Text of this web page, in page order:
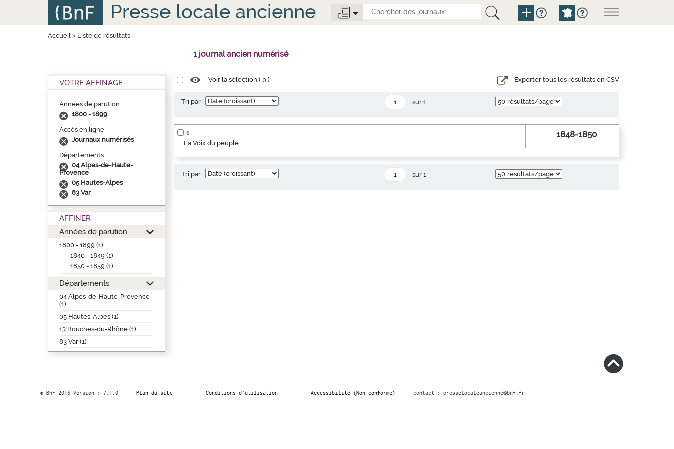
Presse locale ancienne
Accueil> Liste de résultats
1 journal ancien numérisé
VOTRE AFFINAGE
Années de parution
1800 - 1899
Accès en ligne
Journaux numérisés
Départements
04 Alpes-de-Haute-
Provence
05 Hautes-Alpes
83 Var
AFFINER
Années de parution
1800 - 1899 (1)
1840 - 1849 (1)
1850 - 1859 (1)
Départements
04 Alpes-de-Haute-Provence
(1)
05 Hautes-Alpes (1)
13 Bouches-du-Rhône (1)
83 Var (1)
Voir la sélection (0 ) Exporter tous les résultats en CSV
Tri par : sur 1
1
La Voix du peuple
1848-1850
Tri par : sur 1
© BnF 2016 Version : 7.1.0 Plan du site Conditions d’utilisation Accessibilité (Non conforme) contact : presselocaleancienne@bnf.fr
Panneau de gestion des cookies